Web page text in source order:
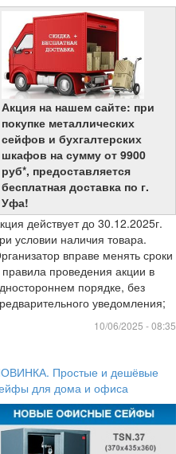
Акция на нашем сайте: при
покупке металлических
сейфов и бухгалтерских
шкафов на сумму от 9900
руб*, предоставляется
бесплатная доставка по г.
Уфа!
действует до 30.12.2025г.
условии наличия товара.
вправе менять сроки
правила проведения акции в
порядке, без
уведомления;
10/06/2025 - 08:35
Простые и дешёвые
для дома и офиса